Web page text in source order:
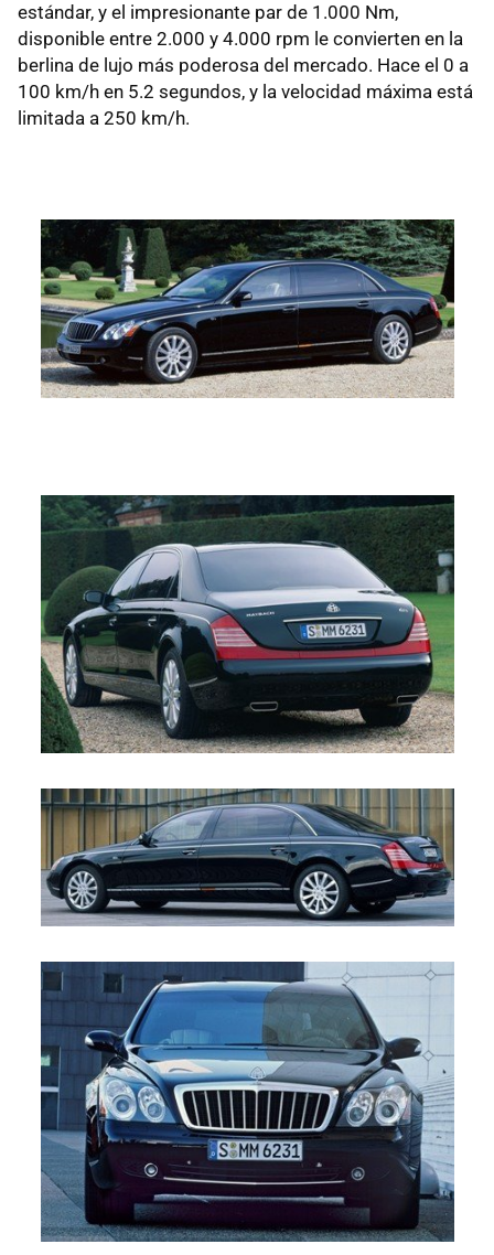
estándar, y el impresionante par de 1.000 Nm,
disponible entre 2.000 y 4.000 rpm le convierten en la
berlina de lujo más poderosa del mercado. Hace el 0 a
100 km/h en 5.2 segundos, y la velocidad máxima está
limitada a 250 km/h.